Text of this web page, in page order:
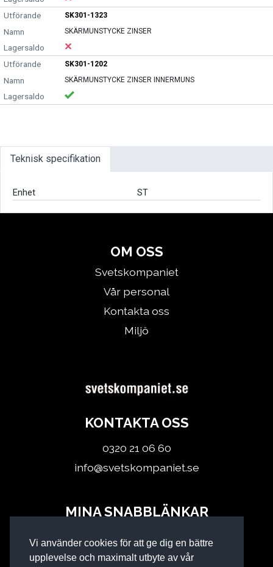
Vi använder cookies för att ge dig en bättre
upplevelse och maximalt utbyte av vår
SK301-1323
SKÄRMUNSTYCKE ZINSER
SK301-1202
SKÄRMUNSTYCKE ZINSER INNERMUNS
Teknisk specifikation
Enhet ST
OM OSS
Svetskompaniet
Vår personal
Kontakta oss
Miljö
KONTAKTA OSS
0320 21 06 60
info@svetskompaniet.se
MINA SNABBLÄNKAR
Köpvillkor